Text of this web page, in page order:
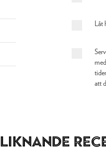
Låt
att
Liknande